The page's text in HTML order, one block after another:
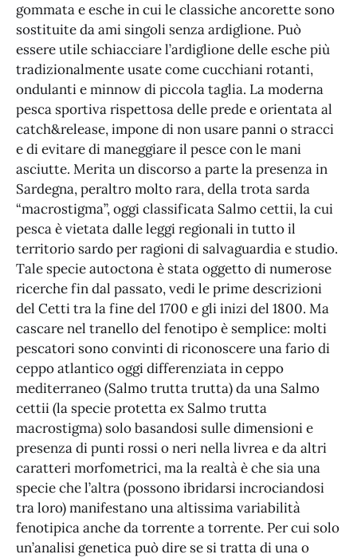
gommata e esche in cui le classiche ancorette sono
sostituite da ami singoli senza ardiglione. Può
essere utile schiacciare l’ardiglione delle esche più
tradizionalmente usate come cucchiani rotanti,
ondulanti e minnow di piccola taglia. La moderna
pesca sportiva rispettosa delle prede e orientata al
catch&release, impone di non usare panni o stracci
e di evitare di maneggiare il pesce con le mani
asciutte. Merita un discorso a parte la presenza in
Sardegna, peraltro molto rara, della trota sarda
“macrostigma”, oggi classificata Salmo cettii, la cui
pesca è vietata dalle leggi regionali in tutto il
territorio sardo per ragioni di salvaguardia e studio.
Tale specie autoctona è stata oggetto di numerose
ricerche fin dal passato, vedi le prime descrizioni
del Cetti tra la fine del 1700 e gli inizi del 1800. Ma
cascare nel tranello del fenotipo è semplice: molti
pescatori sono convinti di riconoscere una fario di
ceppo atlantico oggi differenziata in ceppo
mediterraneo (Salmo trutta trutta) da una Salmo
cettii (la specie protetta ex Salmo trutta
macrostigma) solo basandosi sulle dimensioni e
presenza di punti rossi o neri nella livrea e da altri
caratteri morfometrici, ma la realtà è che sia una
specie che l’altra (possono ibridarsi incrociandosi
tra loro) manifestano una altissima variabilità
fenotipica anche da torrente a torrente. Per cui solo
un’analisi genetica può dire se si tratta di una o